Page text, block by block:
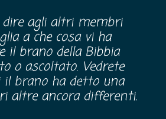
dire agli altri membri
a che cosa vi ha
il brano della Bibbia
o ascoltato. Vedrete
il brano ha detto una
altre ancora differenti.